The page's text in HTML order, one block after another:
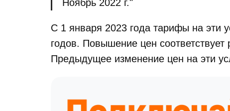
Ноябрь 2022 г."
С 1 января 2023 года тарифы на эти
годов. Повышение цен соответствует
Предыдущее изменение цен на эти